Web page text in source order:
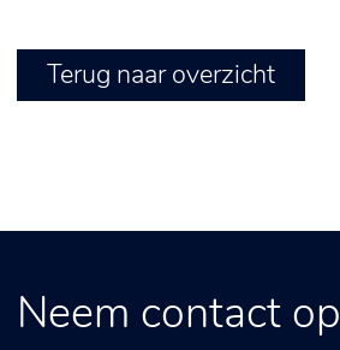
Terug naar overzicht
Neem contact op